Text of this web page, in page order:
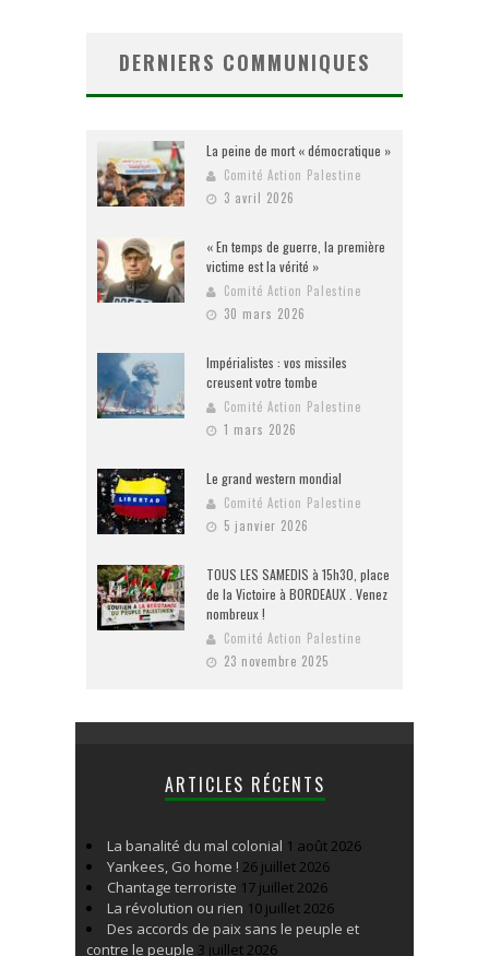
DERNIERS COMMUNIQUES
La peine de mort « démocratique »
Comité Action Palestine
3 avril 2026
« En temps de guerre, la première
victime est la vérité »
Comité Action Palestine
30 mars 2026
Impérialistes : vos missiles
creusent votre tombe
Comité Action Palestine
1 mars 2026
Le grand western mondial
Comité Action Palestine
5 janvier 2026
TOUS LES SAMEDIS à 15h30, place
de la Victoire à BORDEAUX . Venez
nombreux !
Comité Action Palestine
23 novembre 2025
ARTICLES RÉCENTS
La banalité du mal colonial 1 août 2026
Yankees, Go home ! 26 juillet 2026
Chantage terroriste 17 juillet 2026
La révolution ou rien 10 juillet 2026
Des accords de paix sans le peuple et
contre le peuple 3 juillet 2026